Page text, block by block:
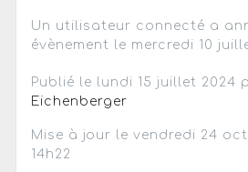
Un utilisateur connecté a
évènement le mercredi 10
Publié le lundi 15 juillet 2024
Eichenberger
Mise à jour le vendredi 24
14h22